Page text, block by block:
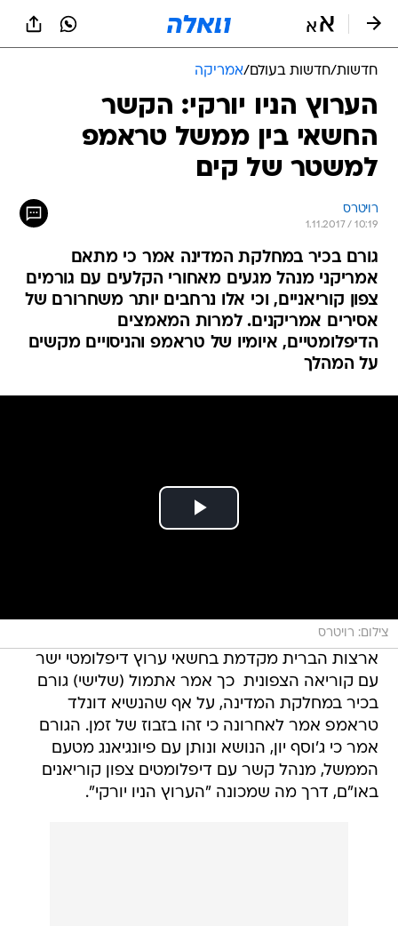
חדשות/חדשות בעולם/אמריקה
הערוץ הניו יורקי: הקשר
החשאי בין ממשל טראמפ
למשטר של קים
רויטרס
1.11.2017 / 10:19
גורם בכיר במחלקת המדינה אמר כי מתאם
אמריקני מנהל מגעים מאחורי הקלעים עם גורמים
צפון קוריאניים, וכי אלו נרחבים יותר משחרורם של
אסירים אמריקנים. למרות המאמצים
הדיפלומטיים, איומיו של טראמפ והניסויים מקשים
על המהלך
צילום: רויטרס
ארצות הברית מקדמת בחשאי ערוץ דיפלומטי ישר
עם קוריאה הצפונית  כך אמר אתמול (שלישי) גורם
בכיר במחלקת המדינה, על אף שהנשיא דונלד
טראמפ אמר לאחרונה כי זהו בזבוז של זמן. הגורם
אמר כי ג'וסף יון, הנושא ונותן עם פיונגיאנג מטעם
הממשל, מנהל קשר עם דיפלומטים צפון קוריאנים
באו"ם, דרך מה שמכונה "הערוץ הניו יורקי".